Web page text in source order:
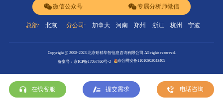
微信公众号 专属分析师微信
总部: 北京 分公司: 加拿大 河南 郑州 浙江 杭州 宁波
Copyright @ 2008-2023 北京研精毕智信息咨询有限公司 All rights reserved.
备案号：京ICP备17057460号-2
京公网安备11010802043405
在线客服 提交需求 电话咨询